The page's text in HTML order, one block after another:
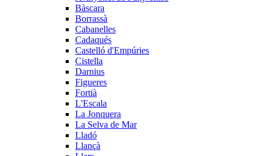
Bàscara
Borrassà
Cabanelles
Cadaqués
Castelló d'Empúries
Cistella
Darnius
Figueres
Fortià
L'Escala
La Jonquera
La Selva de Mar
Lladó
Llançà